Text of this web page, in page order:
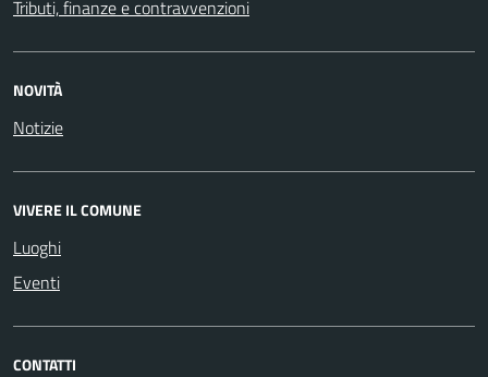
Tributi, finanze e contravvenzioni
NOVITÀ
Notizie
VIVERE IL COMUNE
Luoghi
Eventi
CONTATTI